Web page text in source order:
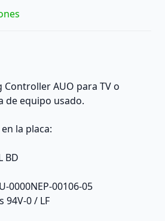
Controller AUO para TV o
de equipo usado.
la placa:
BD
0000NEP-00106-05
94V-0 / LF